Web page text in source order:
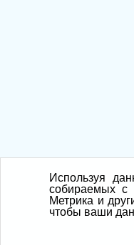
Используя
собираемых с
Метрика и
чтобы ваши